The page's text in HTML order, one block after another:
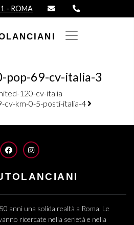
- ROMA
pop-69-cv-italia-3
120-cv-italia
cv-km-0-5-posti-italia-4
FACEBOOKINSTAGRAM
anni una solida realtà a Roma. Le
ricercate nella serietà e nella